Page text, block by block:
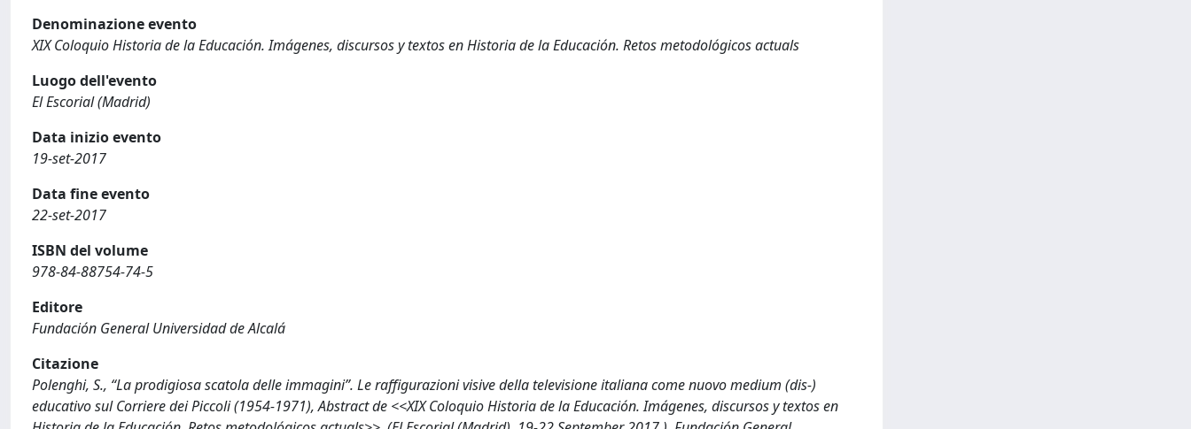
Denominazione evento
XIX Coloquio Historia de la Educación. Imágenes, discursos y textos en Historia de la Educación. Retos metodológicos actuals
Luogo dell'evento
El Escorial (Madrid)
Data inizio evento
19-set-2017
Data fine evento
22-set-2017
ISBN del volume
978-84-88754-74-5
Editore
Fundación General Universidad de Alcalá
Citazione
Polenghi, S., “La prodigiosa scatola delle immagini”. Le raffigurazioni visive della televisione italiana come nuovo medium (dis-)
educativo sul Corriere dei Piccoli (1954-1971), Abstract de <<XIX Coloquio Historia de la Educación. Imágenes, discursos y textos en